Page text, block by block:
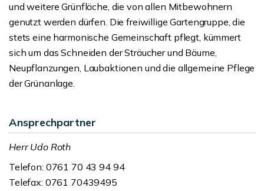
und weitere Grünfläche, die von allen Mitbewohnern
genutzt werden dürfen. Die freiwillige Gartengruppe, die
stets eine harmonische Gemeinschaft pflegt, kümmert
sich um das Schneiden der Sträucher und Bäume,
Neupflanzungen, Laubaktionen und die allgemeine Pflege
der Grünanlage.
Ansprechpartner
Herr Udo Roth
Telefon: 0761 70 43 94 94
Telefax: 0761 70439495